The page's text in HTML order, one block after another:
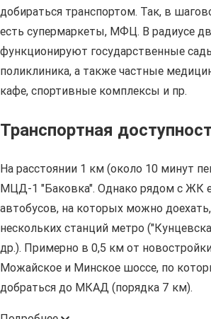
добираться транспортом. Так, в
есть супермаркеты, МФЦ. В радиусе
функционируют государственные
поликлиника, а также частные
кафе, спортивные комплексы и пр.
Транспортная
На расстоянии 1 км (около 10 минут
МЦД-1 "Баковка". Однако рядом с ЖК
автобусов, на которых можно
нескольких станций метро
др.). Примерно в 0,5 км от
Можайское и Минское шоссе, по
добраться до МКАД (порядка 7 км).